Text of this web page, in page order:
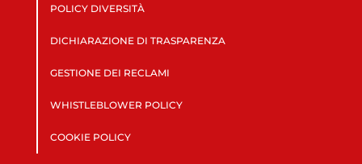
POLICY DIVERSITÀ
DICHIARAZIONE DI TRASPARENZA
GESTIONE DEI RECLAMI
WHISTLEBLOWER POLICY
COOKIE POLICY